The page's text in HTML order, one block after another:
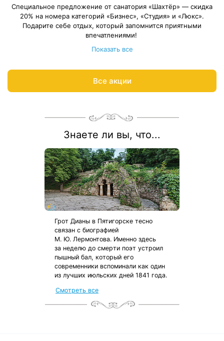
Специальное предложение от санатория «Шахтёр» — скидка
20% на номера категорий «Бизнес», «Студия» и «Люкс».
Подарите себе отдых, который запомнится приятными
впечатлениями!
Длительность путёвки — от 12 суток. Весь период проживания
должен пройти в период: 11 июня – 31 августа 2026 года.
Показать все
Все акции
Знаете ли вы, что...
Грот Дианы в Пятигорске тесно
связан с биографией
М. Ю. Лермонтова. Именно здесь
за неделю до смерти поэт устроил
пышный бал, который его
современники вспоминали как один
из лучших июльских дней 1841 года.
Смотреть все
от местных жителей
с чек-листом
и туристической картой